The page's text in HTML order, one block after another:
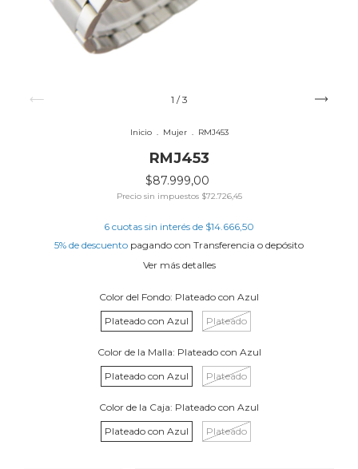
1 /3
Inicio . Mujer . RMJ453
RMJ453
$87.999,00
Precio sin impuestos $72.726,45
6 cuotas sin interés de $14.666,50
5% de descuento pagando con Transferencia o depósito
Ver más detalles
Color del Fondo: Plateado con Azul
Plateado con Azul
Plateado
Color de la Malla: Plateado con Azul
Plateado con Azul
Plateado
Color de la Caja: Plateado con Azul
Plateado con Azul
Plateado